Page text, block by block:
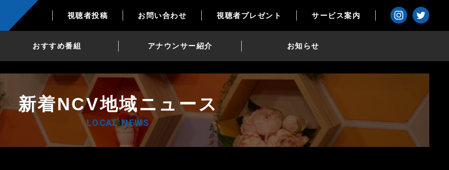
視聴者投稿 お問い合わせ 視聴者プレゼント サービス案内
おすすめ番組 アナウンサー紹介 お知らせ
新着NCV地域ニュース
LOCAL NEWS